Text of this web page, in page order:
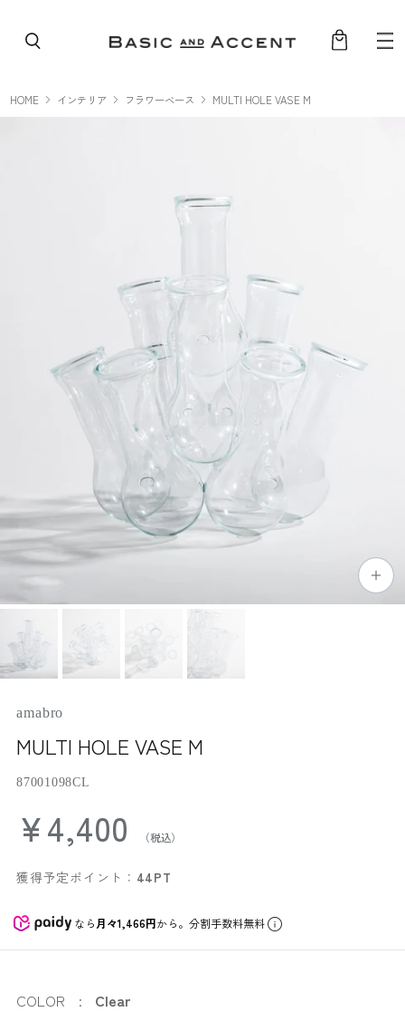
HOME インテリア フラワーベース MULTI HOLE VASE M
amabro
MULTI HOLE VASE M
87001098CL
¥4,400
獲得予定ポイント： 44PT
なら 月々1,466円から。分割手数料無料
COLOR Clear